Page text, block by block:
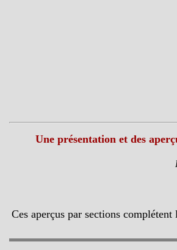
Une présentation et des
Ces aperçus par sections